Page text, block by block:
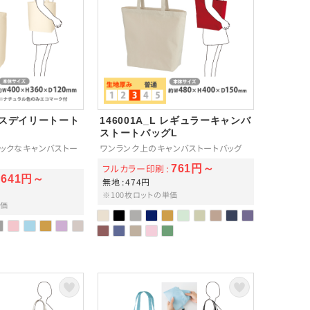
デイリートート
なキャンバストー
641円～
146001A_L レギュラーキャンバ
ストートバッグL
ワンランク上のキャンバストートバッグ
無地 474円
フルカラー印刷 761円～
※100枚ロットの単価